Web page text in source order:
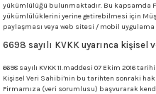
yükümlülüğü bulunmaktadır. Bu kapsamda
yükümlülüklerini yerine getirebilmesi için
paylaşması veya web sitesi / mobil
6698 sayılı KVKK uyarınca kişisel
6698 sayılı KVKK 11.maddesi 07 Ekim 2016
Kişisel Veri Sahibi’nin bu tarihten sonraki
Firmamıza (veri sorumlusu) başvurarak